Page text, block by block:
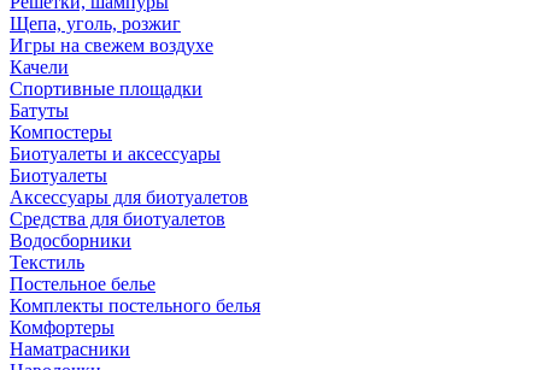
Щепа, уголь, розжиг
Игры на свежем воздухе
Качели
Спортивные площадки
Батуты
Компостеры
Биотуалеты и аксессуары
Биотуалеты
Аксессуары для биотуалетов
Средства для биотуалетов
Водосборники
Текстиль
Постельное белье
Комплекты постельного белья
Комфортеры
Наматрасники